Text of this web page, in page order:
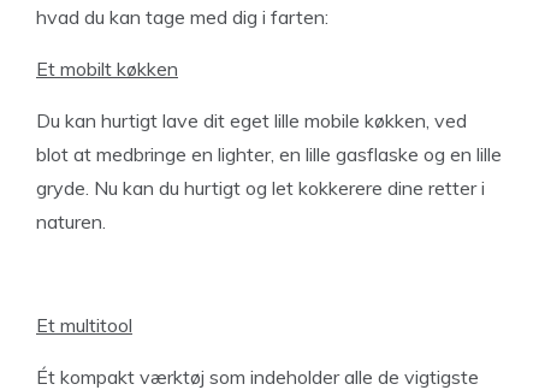
hvad du kan tage med dig i farten:
Et mobilt køkken
Du kan hurtigt lave dit eget lille mobile køkken, ved
blot at medbringe en lighter, en lille gasflaske og en lille
gryde. Nu kan du hurtigt og let kokkerere dine retter i
naturen.
Et multitool
Ét kompakt værktøj som indeholder alle de vigtigste